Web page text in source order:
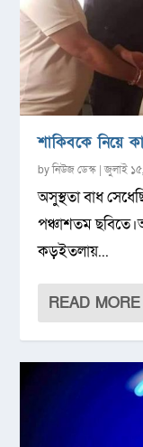
শাকিবকে নিয়ে
byনিউজ ডেস্ক |জুলাই
অসুস্থতা বাধ
পঞ্চাশতম
কড়ইতলায়...
READ MORE